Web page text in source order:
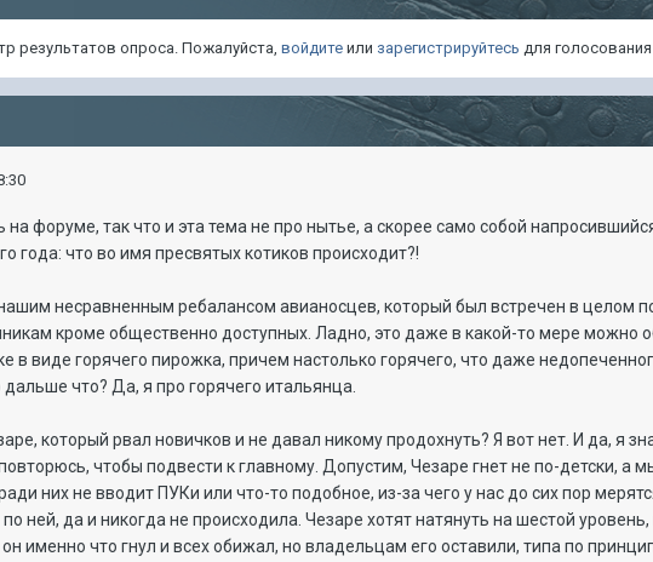
результатов опроса. Пожалуйста,войдите или зарегистрируйтесь для
форуме, так что и эта тема не про нытье, а скорее само собой
года: что во имя пресвятых котиков происходит?!
нашим несравненным ребалансом авианосцев, который был встречен в целом
кроме общественно доступных. Ладно, это даже в какой-то мере можно
в виде горячего пирожка, причем настолько горячего, что даже
что? Да, я про горячего итальянца.
который рвал новичков и не давал никому продохнуть? Я вот нет. И да, я
чтобы подвести к главному. Допустим, Чезаре гнет не по-детски, а
них не вводит ПУКи или что-то подобное, из-за чего у нас до сих пор
ней, да и никогда не происходила. Чезаре хотят натянуть на шестой
именно что гнул и всех обижал, но владельцам его оставили, типа по